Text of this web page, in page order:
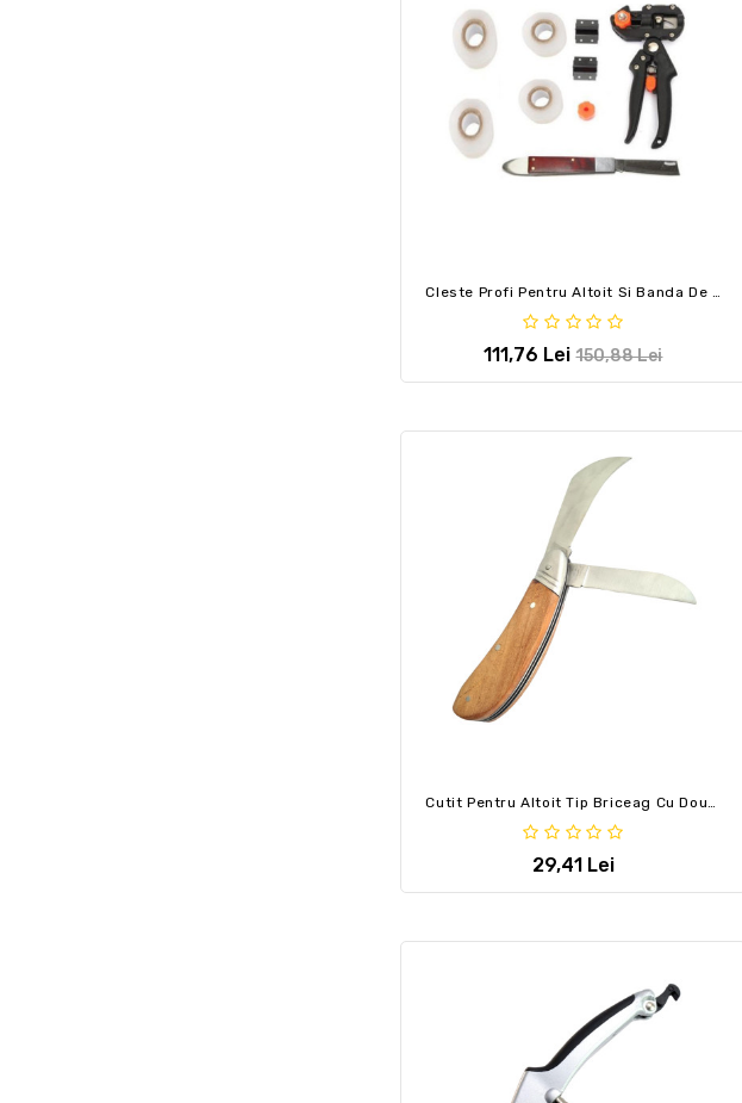
111,76 Lei 150,88 Lei
Cutit Pentru Altoit Tip Briceag Cu Doua Lame, Curbat Si Cosor, Fete Maner Lemn
29,41 Lei